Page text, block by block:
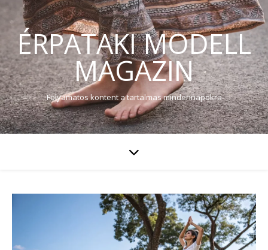
ÉRPATAKI MODELL
MAGAZIN
Folyamatos kontent a tartalmas mindennapokra